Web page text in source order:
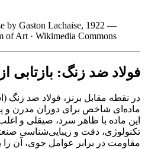
by Gaston Lachaise, 1922 —
of Art · Wikimedia Commons
فولاد ضد زنگ: بازتابی
در نقطه مقابل برنز، فولاد ضد زنگ
ماده‌ای شاخص برای دوران مدرن
این ماده با ظاهر سرد، صیقلی و
تکنولوژی، دقت و زیبایی‌شناسی
مقاومت در برابر عوامل جوی، آن را